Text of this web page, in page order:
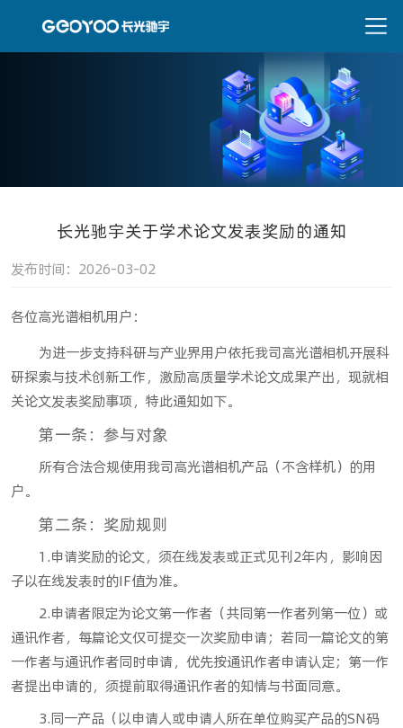
长光驰宇关于学术论文发表奖励的通知
发布时间：2026-03-02
各位高光谱相机用户：
为进一步支持科研与产业界用户依托我司高光谱相机开展科
研探索与技术创新工作，激励高质量学术论文成果产出，现就相
关论文发表奖励事项，特此通知如下。
第一条：参与对象
所有合法合规使用我司高光谱相机产品（不含样机）的用
户。
第二条：奖励规则
1.申请奖励的论文，须在线发表或正式见刊2年内，影响因
子以在线发表时的IF值为准。
2.申请者限定为论文第一作者（共同第一作者列第一位）或
通讯作者，每篇论文仅可提交一次奖励申请；若同一篇论文的第
一作者与通讯作者同时申请，优先按通讯作者申请认定；第一作
者提出申请的，须提前取得通讯作者的知情与书面同意。
3.同一产品（以申请人或申请人所在单位购买产品的SN码